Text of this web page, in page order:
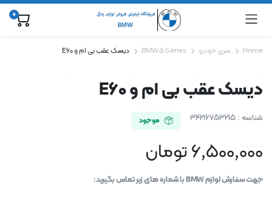
0
Home سری خودرو BMW 5 Series دیسک عقب بی ام و E60
دیسک عقب بی ام و E60
شناسه : 34216753215 موجود
6,500,000تومان
جهت سفارش لوازم BMW با شماره های زیر تماس بگیرید: